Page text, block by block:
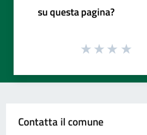
su questa pagina?
Contatta il comune